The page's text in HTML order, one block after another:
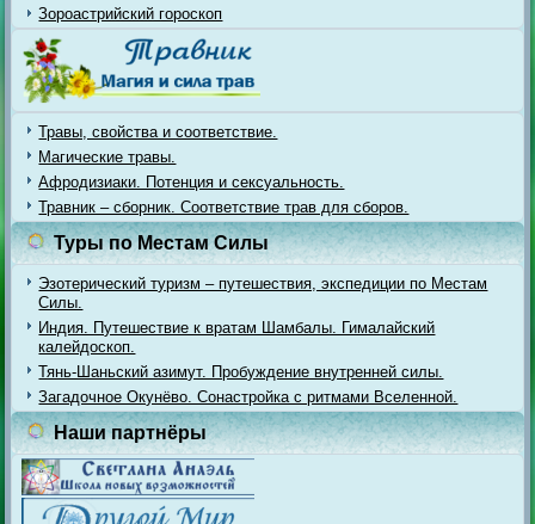
Зороастрийский гороскоп
Травы, свойства и соответствие.
Магические травы.
Афродизиаки. Потенция и сексуальность.
Травник – сборник. Соответствие трав для сборов.
Туры по Местам Силы
Эзотерический туризм – путешествия, экспедиции по Местам
Силы.
Индия. Путешествие к вратам Шамбалы. Гималайский
калейдоскоп.
Тянь-Шаньский азимут. Пробуждение внутренней силы.
Загадочное Окунёво. Сонастройка с ритмами Вселенной.
Наши партнёры